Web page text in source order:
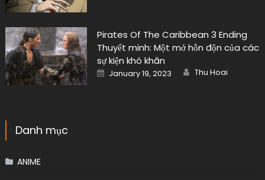
Pirates Of The Caribbean 3 Ending
Thuyết minh: Một mớ hỗn độn của các
sự kiện khó khăn
Posted
on
January 19, 2023 Author
Thu Hoai
Danh mục
ANIME